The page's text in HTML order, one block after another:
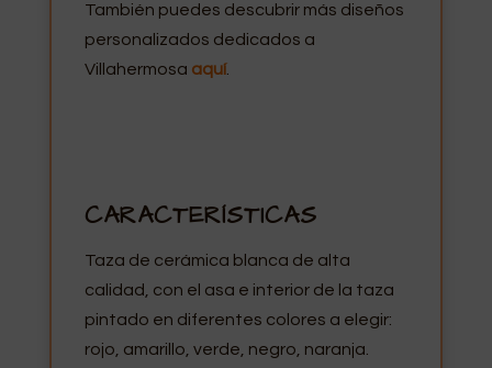
También puedes descubrir más diseños
personalizados dedicados a
Villahermosa aquí.
CARACTERÍSTICAS
Taza de cerámica blanca de alta
calidad, con el asa e interior de la taza
pintado en diferentes colores a elegir:
rojo, amarillo, verde, negro, naranja.